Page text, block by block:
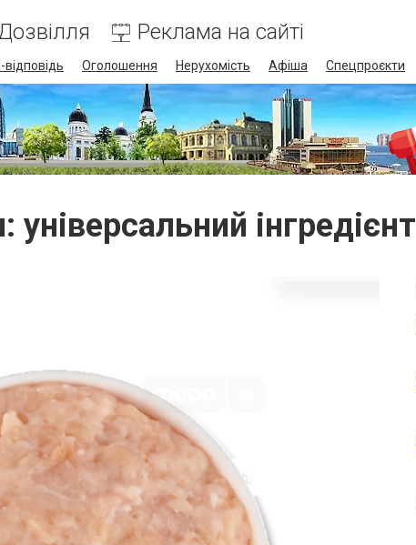
Реклама на сайті
Оголошення Нерухомість Афіша Спецпроєкти
інгредієнт